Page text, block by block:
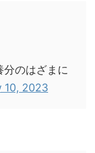
分のはざまに
10, 2023